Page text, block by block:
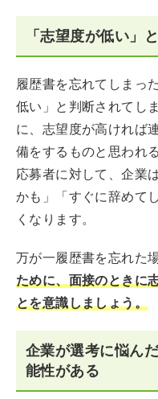
「志望度が低い」
履歴書を忘れてしまっ
低い」と判断されてし
に、志望度が高ければ
備をするものと思われ
応募者に対して、企業
かも」「すぐに辞めて
くなります。
万が一履歴書を忘れた場
ために、面接のときに
とを意識しましょう。
企業が選考に悩ん
能性がある